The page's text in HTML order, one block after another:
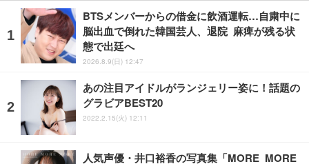
BTSメンバーからの借金に飲酒運転…自粛中に
脳出血で倒れた韓国芸人、退院 麻痺が残る状
態で出廷へ
2026.8.9(日) 12:47
あの注目アイドルがランジェリー姿に！話題の
グラビアBEST20
2022.2.15(火) 12:11
人気声優・井口裕香の写真集「MORE MORE